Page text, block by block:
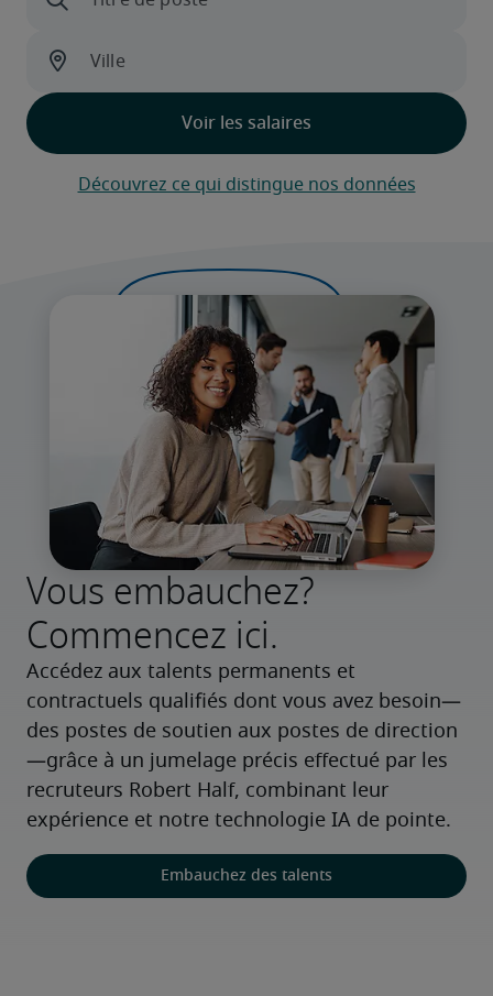
Découvrez ce qui distingue nos données
Vous embauchez?
Commencez ici.
Accédez aux talents permanents et
contractuels qualifiés dont vous avez besoin—
des postes de soutien aux postes de direction
—grâce à un jumelage précis effectué par les
recruteurs Robert Half, combinant leur
expérience et notre technologie IA de pointe.
Embauchez des talents